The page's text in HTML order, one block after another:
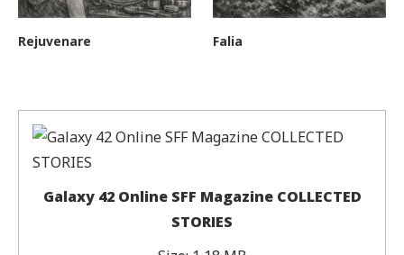
Rejuvenare Falia
Galaxy 42 Online SFF Magazine COLLECTED
STORIES